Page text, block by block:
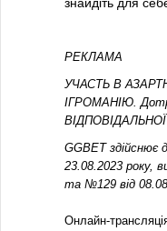
РЕКЛАМА
УЧАСТЬ В
ІГРОМАНІЮ.
GGBET здійснює
23.08.2023 року,
та №129 від
Онлайн-